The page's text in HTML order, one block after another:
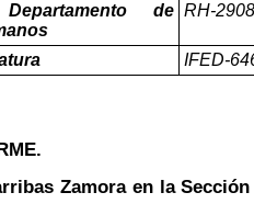
de RH-
IFED-
Zamora en la